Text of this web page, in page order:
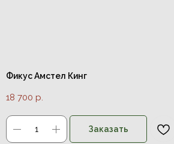
Фикус Амстел Кинг
18 700 р.
Заказать